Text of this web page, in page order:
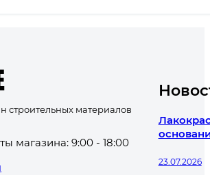
строительных материалов
магазина: 9:00 - 18:00
23.07.2026